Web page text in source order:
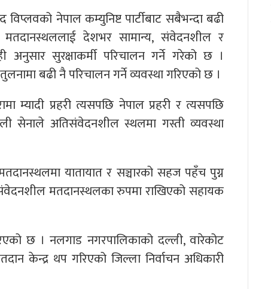
नेपाल कम्युनिष्ट पार्टीबाट सबैभन्दा बढी
देशभर सामान्य, संवेदनशील र
सुरक्षाकर्मी परिचालन गर्ने गरेको छ ।
बढी नै परिचालन गर्ने व्यवस्था गरिएको छ ।
म्यादी प्रहरी त्यसपछि नेपाल प्रहरी र त्यसपछि
सेनाले अतिसंवेदनशील स्थलमा गस्ती व्यवस्था
यातायात र सञ्चारको सहज पहँच पुग्न
मतदानस्थलका रुपमा राखिएको सहायक
छ । नलगाड नगरपालिकाको दल्ली, वारेकोट
केन्द्र थप गरिएको जिल्ला निर्वाचन अधिकारी